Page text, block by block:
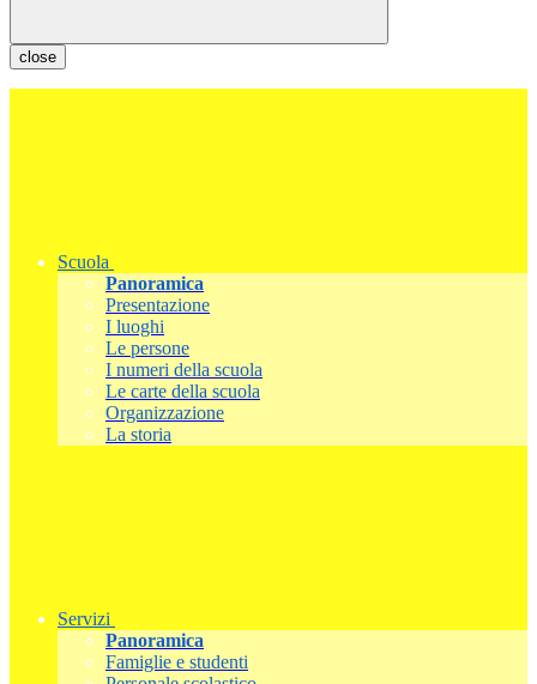
close
Scuola
Panoramica
Presentazione
I luoghi
Le persone
I numeri della scuola
Le carte della scuola
Organizzazione
La storia
Servizi
Panoramica
Famiglie e studenti